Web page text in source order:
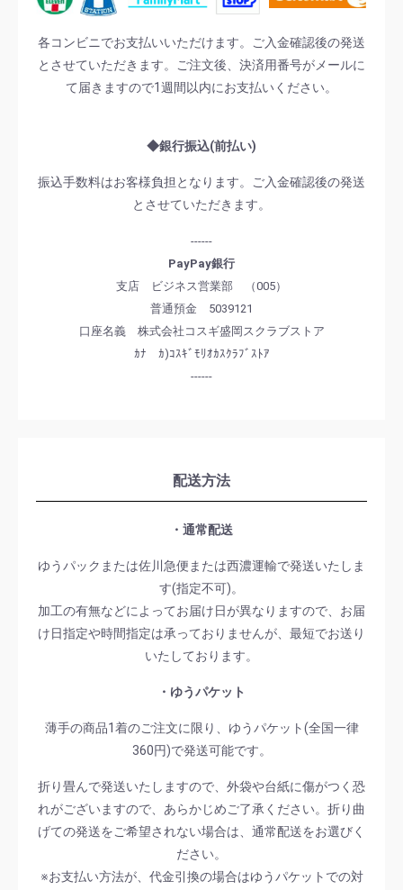
各コンビニでお支払いいただけます。ご入金確認後の発送
とさせていただきます。ご注文後、決済用番号がメールに
て届きますので1週間以内にお支払いください。
◆銀行振込(前払い)
振込手数料はお客様負担となります。ご入金確認後の発送
とさせていただきます。
------
PayPay銀行
支店 ビジネス営業部 （005）
普通預金 5039121
口座名義 株式会社コスギ盛岡スクラブストア
ｶﾅ ｶ)ｺｽｷﾞﾓﾘｵｶｽｸﾗﾌﾞｽﾄｱ
------
配送方法
・通常配送
ゆうパックまたは佐川急便または西濃運輸で発送いたしま
す(指定不可)。
加工の有無などによってお届け日が異なりますので、お届
け日指定や時間指定は承っておりませんが、最短でお送り
いたしております。
・ゆうパケット
薄手の商品1着のご注文に限り、ゆうパケット(全国一律
360円)で発送可能です。
折り畳んで発送いたしますので、外袋や台紙に傷がつく恐
れがございますので、あらかじめご了承ください。折り曲
げての発送をご希望されない場合は、通常配送をお選びく
ださい。
※お支払い方法が、代金引換の場合はゆうパケットでの対